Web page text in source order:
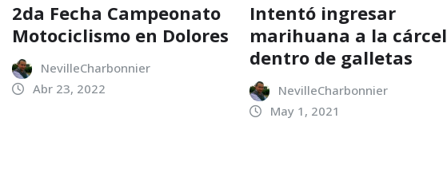
2da Fecha Campeonato
Motociclismo en Dolores
NevilleCharbonnier
Abr 23, 2022
Intentó ingresar
marihuana a la cárcel
dentro de galletas
NevilleCharbonnier
May 1, 2021